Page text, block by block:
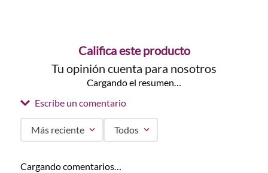
Califica este producto
Tu opinión cuenta para nosotros
Cargando el resumen…
Escribe un comentario
Más reciente Todos
Cargando comentarios…